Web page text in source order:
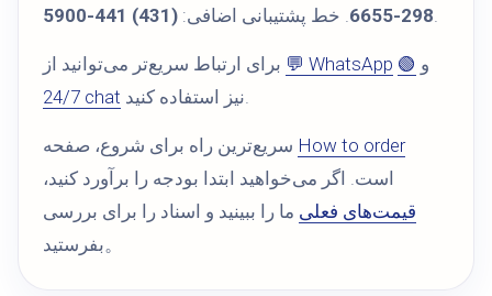
298-6655
. خط پشتیبانی اضافی: (431) 441-5900 .
💬 WhatsApp و 🟢
24/7 chat
نیز استفاده کنید.
How to order
است. اگر می‌خواهید ابتدا بودجه را برآورد کنید،
قیمت‌های فعلی ما را ببینید و اسناد را برای بررسی
بفرستید。